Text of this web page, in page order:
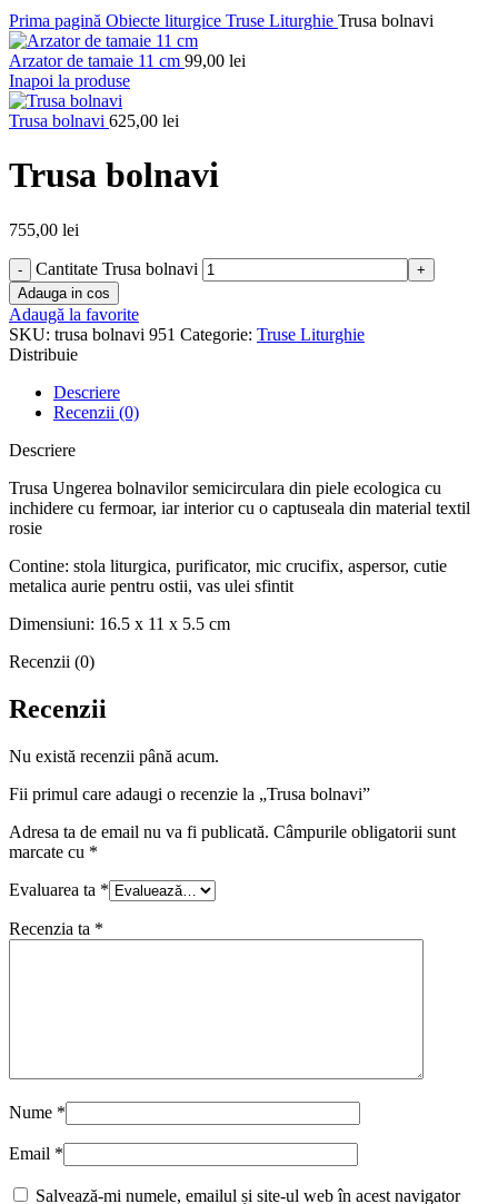
Prima pagină Obiecte liturgice Truse Liturghie Trusa bolnavi
Arzator de tamaie 11 cm 99,00 lei
Inapoi la produse
Trusa bolnavi 625,00 lei
Trusa bolnavi
755,00 lei
Cantitate Trusa bolnavi
Adauga in cos
Adaugă la favorite
SKU: trusa bolnavi 951 Categorie: Truse Liturghie
Distribuie
Descriere
Recenzii (0)
Descriere
Trusa Ungerea bolnavilor semicirculara din piele ecologica cu
inchidere cu fermoar, iar interior cu o captuseala din material textil
rosie
Contine: stola liturgica, purificator, mic crucifix, aspersor, cutie
metalica aurie pentru ostii, vas ulei sfintit
Dimensiuni: 16.5 x 11 x 5.5 cm
Recenzii (0)
Recenzii
Nu există recenzii până acum.
Fii primul care adaugi o recenzie la „Trusa bolnavi”
Adresa ta de email nu va fi publicată. Câmpurile obligatorii sunt
marcate cu *
Evaluarea ta *
Recenzia ta *
Nume *
Email *
Salvează-mi numele, emailul și site-ul web în acest navigator